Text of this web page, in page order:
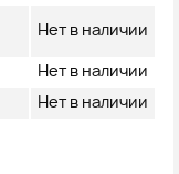
Нет в наличии
Нет в наличии
Нет в наличии